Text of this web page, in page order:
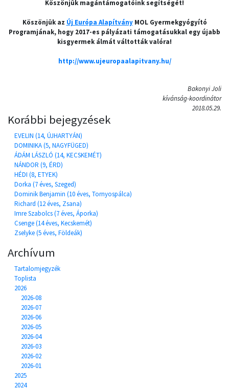
Köszönjük magántámogatóink segítségét!
Köszönjük az Új Európa AlapítványMOL Gyermekgyógyító
Programjának, hogy 2017-es pályázati támogatásukkal egy újabb
kisgyermek álmát váltották valóra!
http://www.ujeuropaalapitvany.hu/
Bakonyi Joli
kívánság-koordinátor
2018.05.29.
Korábbi bejegyzések
EVELIN (14, ÚJHARTYÁN)
DOMINIKA (5, NAGYFÜGED)
ÁDÁM LÁSZLÓ (14, KECSKEMÉT)
NÁNDOR (9, ÉRD)
HÉDI (8, ETYEK)
Dorka (7 éves, Szeged)
Dominik Benjamin (10 éves, Tornyospálca)
Richard (12 éves, Zsana)
Imre Szabolcs (7 éves, Áporka)
Csenge (14 éves, Kecskemét)
Zselyke (5 éves, Földeák)
Archívum
Tartalomjegyzék
Toplista
2026
2026-08
2026-07
2026-06
2026-05
2026-04
2026-03
2026-02
2026-01
2025
2024